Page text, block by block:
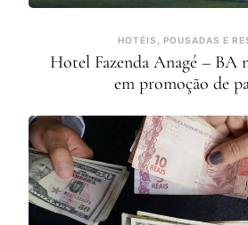
HOTÉIS, POUSADAS E
Hotel Fazenda Anagé – BA
em promoção de